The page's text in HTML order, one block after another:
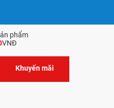
phẩm
VNĐ
Khuyến mãi